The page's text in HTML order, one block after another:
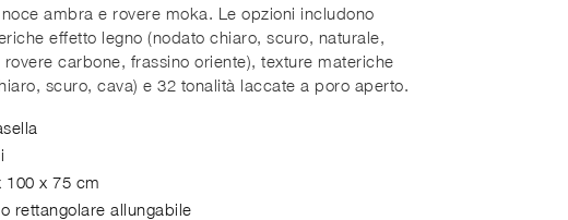
ambra e rovere moka. Le opzioni includono
effetto legno (nodato chiaro, scuro, naturale,
carbone, frassino oriente), texture materiche
scuro, cava) e 32 tonalità laccate a poro aperto.
100 x 75 cm
rettangolare allungabile